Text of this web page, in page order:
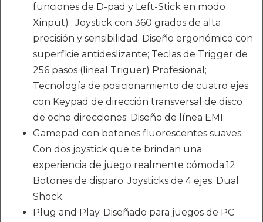
funciones de D-pad y Left-Stick en modo
Xinput) ; Joystick con 360 grados de alta
precisión y sensibilidad. Diseño ergonómico con
superficie antideslizante; Teclas de Trigger de
256 pasos (lineal Triguer) Profesional;
Tecnología de posicionamiento de cuatro ejes
con Keypad de dirección transversal de disco
de ocho direcciones; Diseño de línea EMI;
Gamepad con botones fluorescentes suaves.
Con dos joystick que te brindan una
experiencia de juego realmente cómoda.12
Botones de disparo. Joysticks de 4 ejes. Dual
Shock.
Plug and Play. Diseñado para juegos de PC